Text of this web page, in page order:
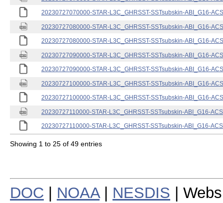
20230727070000-STAR-L3C_GHRSST-SSTsubskin-ABI_G16-
20230727080000-STAR-L3C_GHRSST-SSTsubskin-ABI_G16-
20230727080000-STAR-L3C_GHRSST-SSTsubskin-ABI_G16-
20230727090000-STAR-L3C_GHRSST-SSTsubskin-ABI_G16-
20230727090000-STAR-L3C_GHRSST-SSTsubskin-ABI_G16-
20230727100000-STAR-L3C_GHRSST-SSTsubskin-ABI_G16-
20230727100000-STAR-L3C_GHRSST-SSTsubskin-ABI_G16-
20230727110000-STAR-L3C_GHRSST-SSTsubskin-ABI_G16-
20230727110000-STAR-L3C_GHRSST-SSTsubskin-ABI_G16-
Showing 1 to 25 of 49 entries
DOC NOAA| NESDIS |